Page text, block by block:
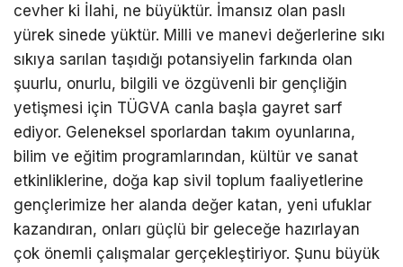
cevher ki İlahi, ne büyüktür. İmansız olan paslı
yürek sinede yüktür. Milli ve manevi değerlerine sıkı
sıkıya sarılan taşıdığı potansiyelin farkında olan
şuurlu, onurlu, bilgili ve özgüvenli bir gençliğin
yetişmesi için TÜGVA canla başla gayret sarf
ediyor. Geleneksel sporlardan takım oyunlarına,
bilim ve eğitim programlarından, kültür ve sanat
etkinliklerine, doğa kap sivil toplum faaliyetlerine
gençlerimize her alanda değer katan, yeni ufuklar
kazandıran, onları güçlü bir geleceğe hazırlayan
çok önemli çalışmalar gerçekleştiriyor. Şunu büyük